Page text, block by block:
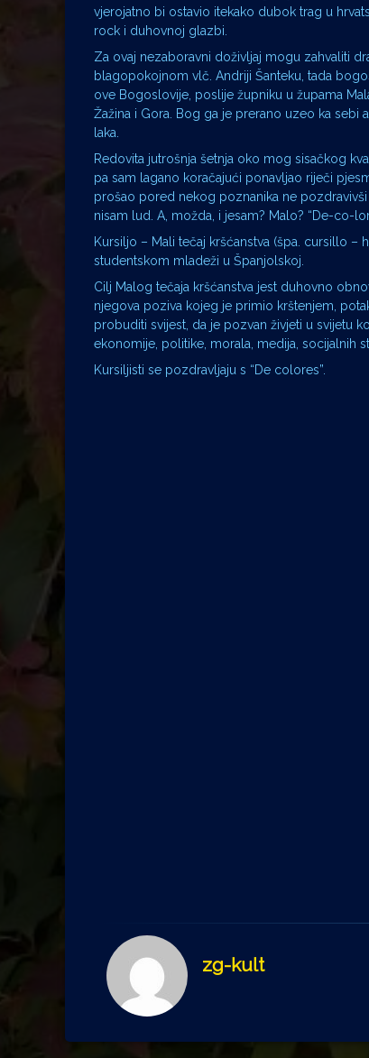
vjerojatno bi ostavio itekako dubok trag u
rock i duhovnoj glazbi.
Za ovaj nezaboravni doživljaj mogu zahvaliti
blagopokojnom vlč. Andriji Šanteku, tada
ove Bogoslovije, poslije župniku u župama
Žažina i Gora. Bog ga je prerano uzeo ka sebi
laka.
Redovita jutrošnja šetnja oko mog sisačkog
pa sam lagano koračajući ponavljao riječi
prošao pored nekog poznanika ne
nisam lud. A, možda, i jesam? Malo? “De-co-
Kursiljo – Mali tečaj kršćanstva (špa. cursillo –
studentskom mladeži u Španjolskoj.
Cilj Malog tečaja kršćanstva jest duhovno
njegova poziva kojeg je primio krštenjem,
probuditi svijest, da je pozvan živjeti u svijetu
ekonomije, politike, morala, medija, socijalnih
Kursiljisti se pozdravljaju s “De colores”.
zg-kult